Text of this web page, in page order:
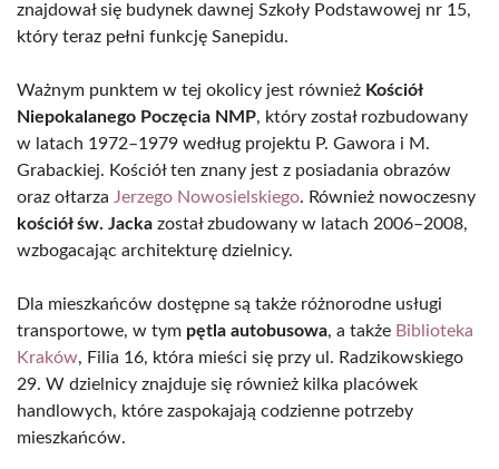
znajdował się budynek dawnej Szkoły Podstawowej nr 15,
który teraz pełni funkcję Sanepidu.
Ważnym punktem w tej okolicy jest również Kościół
Niepokalanego Poczęcia NMP, który został rozbudowany
w latach 1972–1979 według projektu P. Gawora i M.
Grabackiej. Kościół ten znany jest z posiadania obrazów
oraz ołtarza Jerzego Nowosielskiego. Również nowoczesny
kościół św. Jacka został zbudowany w latach 2006–2008,
wzbogacając architekturę dzielnicy.
Dla mieszkańców dostępne są także różnorodne usługi
transportowe, w tym pętla autobusowa, a także Biblioteka
Kraków, Filia 16, która mieści się przy ul. Radzikowskiego
29. W dzielnicy znajduje się również kilka placówek
handlowych, które zaspokajają codzienne potrzeby
mieszkańców.